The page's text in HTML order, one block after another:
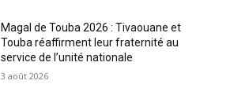
Magal de Touba 2026 : Tivaouane et
Touba réaffirment leur fraternité au
service de l’unité nationale
3 août 2026